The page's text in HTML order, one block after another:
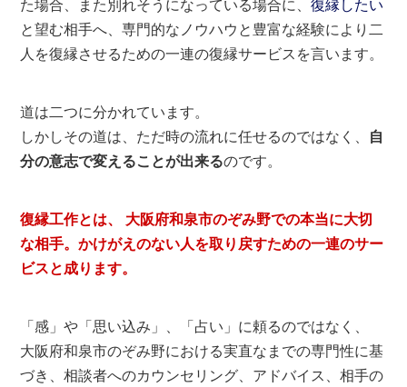
た場合、また別れそうになっている場合に、復縁したい
と望む相手へ、専門的なノウハウと豊富な経験により二
人を復縁させるための一連の復縁サービスを言います。
道は二つに分かれています。
しかしその道は、ただ時の流れに任せるのではなく、 自
分の意志で変えることが出来るのです。
復縁工作とは、 大阪府和泉市のぞみ野での本当に大切
な相手。かけがえのない人を取り戻すための一連のサー
ビスと成ります。
「感」や「思い込み」、「占い」に頼るのではなく、
大阪府和泉市のぞみ野における実直なまでの専門性に基
づき、相談者へのカウンセリング、アドバイス、相手の